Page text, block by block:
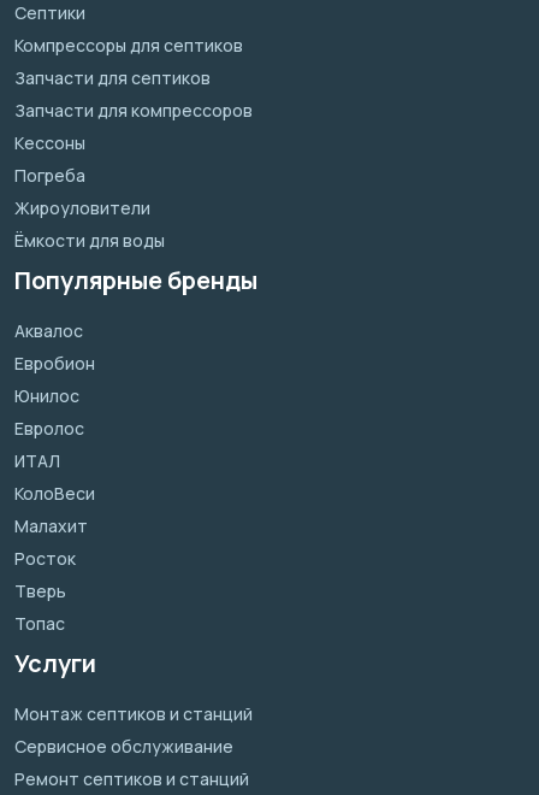
Септики
Компрессоры для септиков
Запчасти для септиков
Запчасти для компрессоров
Кессоны
Погреба
Жироуловители
Ёмкости для воды
Популярные бренды
Аквалос
Евробион
Юнилос
Евролос
ИТАЛ
КолоВеси
Малахит
Росток
Тверь
Топас
Услуги
Монтаж септиков и станций
Сервисное обслуживание
Ремонт септиков и станций